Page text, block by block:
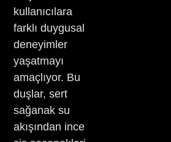
kullanıcılara
farklı duygusal
deneyimler
yaşatmayı
amaçlıyor. Bu
duşlar, sert
sağanak su
akışından ince